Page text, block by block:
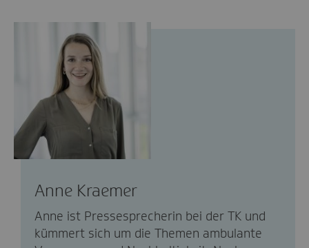
Anne Kraemer
Anne ist Pressesprecherin bei der TK und
kümmert sich um die Themen ambulante